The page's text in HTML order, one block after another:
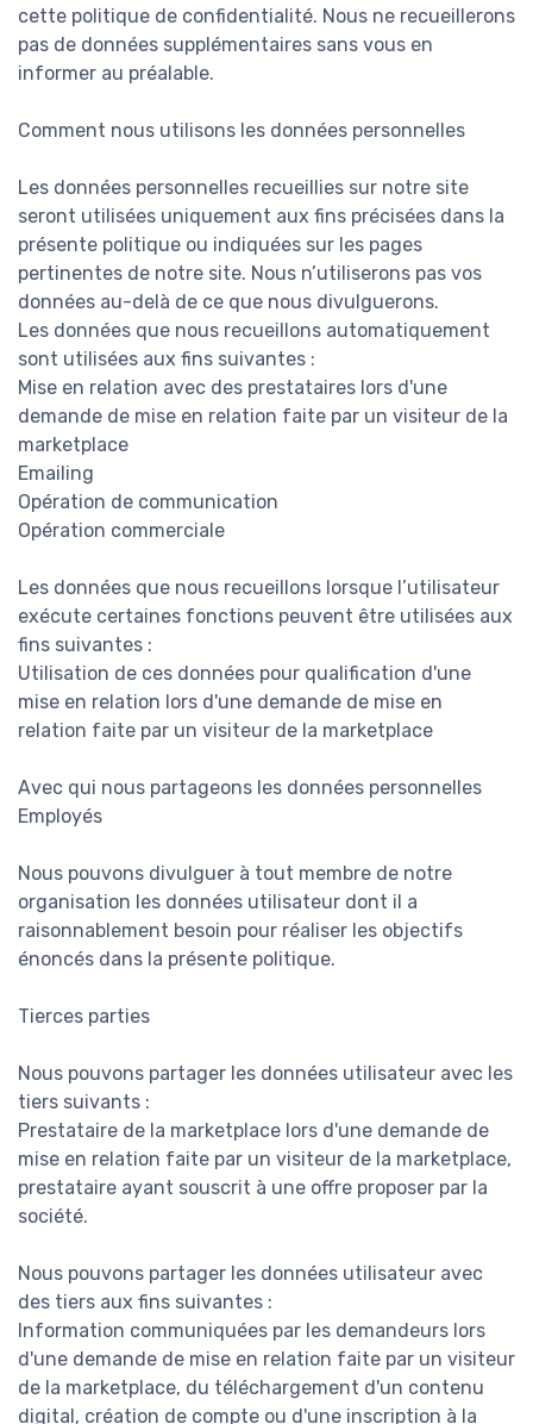
cette politique de confidentialité. Nous ne recueillerons
pas de données supplémentaires sans vous en
informer au préalable.
Comment nous utilisons les données personnelles
Les données personnelles recueillies sur notre site
seront utilisées uniquement aux fins précisées dans la
présente politique ou indiquées sur les pages
pertinentes de notre site. Nous n’utiliserons pas vos
données au-delà de ce que nous divulguerons.
Les données que nous recueillons automatiquement
sont utilisées aux fins suivantes :
Mise en relation avec des prestataires lors d'une
demande de mise en relation faite par un visiteur de la
marketplace
Emailing
Opération de communication
Opération commerciale
Les données que nous recueillons lorsque l’utilisateur
exécute certaines fonctions peuvent être utilisées aux
fins suivantes :
Utilisation de ces données pour qualification d'une
mise en relation lors d'une demande de mise en
relation faite par un visiteur de la marketplace
Avec qui nous partageons les données personnelles
Employés
Nous pouvons divulguer à tout membre de notre
organisation les données utilisateur dont il a
raisonnablement besoin pour réaliser les objectifs
énoncés dans la présente politique.
Tierces parties
Nous pouvons partager les données utilisateur avec les
tiers suivants :
Prestataire de la marketplace lors d'une demande de
mise en relation faite par un visiteur de la marketplace,
prestataire ayant souscrit à une offre proposer par la
société.
Nous pouvons partager les données utilisateur avec
des tiers aux fins suivantes :
Information communiquées par les demandeurs lors
d'une demande de mise en relation faite par un visiteur
de la marketplace, du téléchargement d'un contenu
digital, création de compte ou d'une inscription à la